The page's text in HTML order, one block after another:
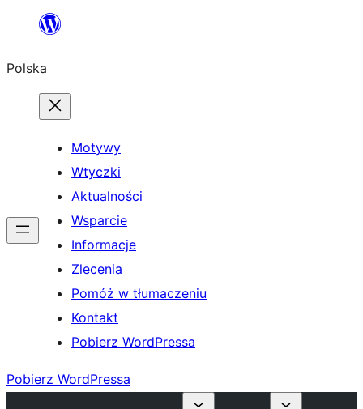
Przejdź
treści
Polska
Motywy
Wtyczki
Aktualności
Wsparcie
Informacje
Zlecenia
Pomóż w tłumaczeniu
Kontakt
Pobierz WordPressa
Pobierz WordPressa